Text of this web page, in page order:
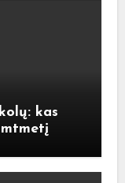
kas